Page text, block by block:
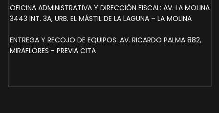
OFICINA ADMINISTRATIVA Y DIRECCIÓN FISCAL: AV. LA MOLINA
3443 INT. 3A, URB. EL MÁSTIL DE LA LAGUNA – LA MOLINA
ENTREGA Y RECOJO DE EQUIPOS: AV. RICARDO PALMA 882,
MIRAFLORES - PREVIA CITA